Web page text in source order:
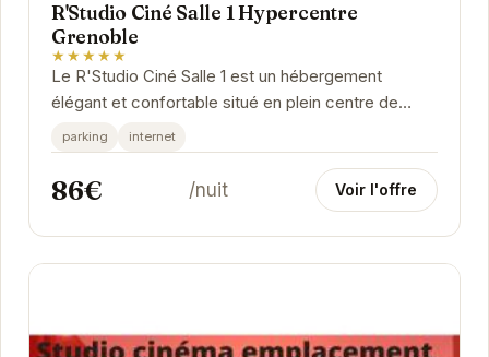
R'Studio Ciné Salle 1 Hypercentre
Grenoble
★★★★★
Le R'Studio Ciné Salle 1 est un hébergement
élégant et confortable situé en plein centre de
Grenoble. Sa proximité avec les cinémas, les...
parking internet
86€ /nuit Voir l'offre